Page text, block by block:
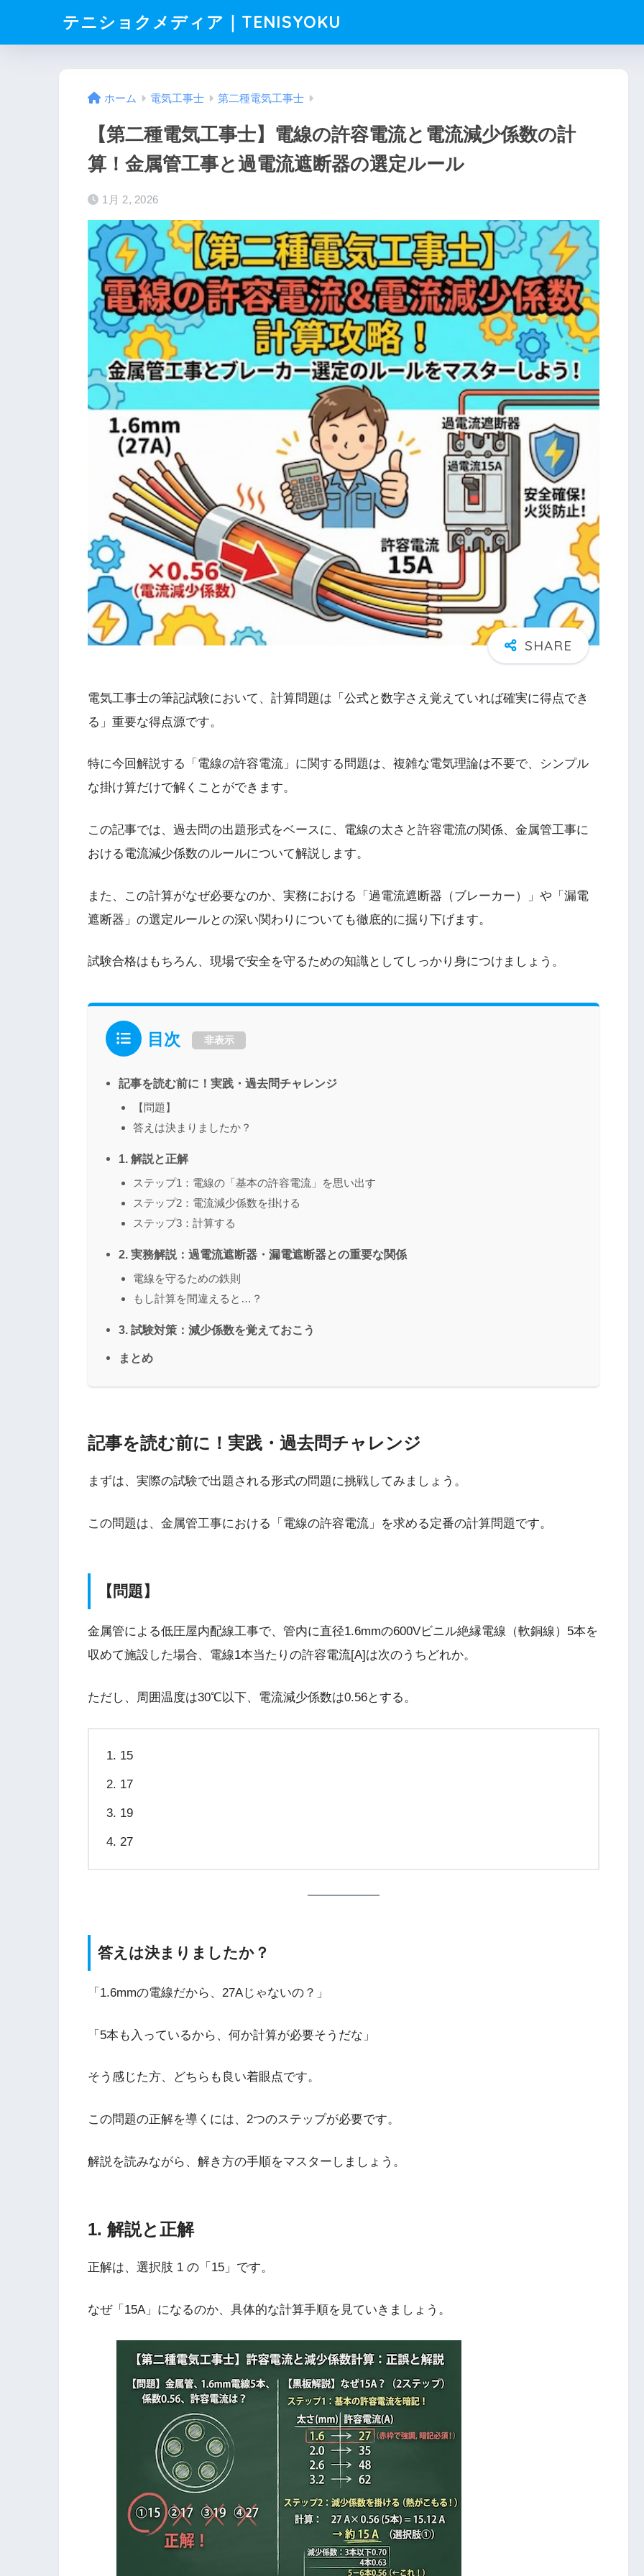
テニショクメディア｜TENISYOKU
ホーム 電気工事士 第二種電気工事士
【第二種電気工事士】電線の許容電流と電流減少係数の計
算！金属管工事と過電流遮断器の選定ルール
1月 2, 2026
電気工事士の筆記試験において、計算問題は「公式と数字さえ覚えていれば確実に得点でき
る」重要な得点源です。
特に今回解説する「電線の許容電流」に関する問題は、複雑な電気理論は不要で、シンプル
な掛け算だけで解くことができます。
この記事では、過去問の出題形式をベースに、電線の太さと許容電流の関係、金属管工事に
おける電流減少係数のルールについて解説します。
また、この計算がなぜ必要なのか、実務における「過電流遮断器（ブレーカー）」や「漏電
遮断器」の選定ルールとの深い関わりについても徹底的に掘り下げます。
試験合格はもちろん、現場で安全を守るための知識としてしっかり身につけましょう。
目次 非表示
記事を読む前に！実践・過去問チャレンジ
【問題】
答えは決まりましたか？
1. 解説と正解
ステップ1：電線の「基本の許容電流」を思い出す
ステップ2：電流減少係数を掛ける
ステップ3：計算する
2. 実務解説：過電流遮断器・漏電遮断器との重要な関係
電線を守るための鉄則
もし計算を間違えると…？
3. 試験対策：減少係数を覚えておこう
まとめ
記事を読む前に！実践・過去問チャレンジ
まずは、実際の試験で出題される形式の問題に挑戦してみましょう。
この問題は、金属管工事における「電線の許容電流」を求める定番の計算問題です。
【問題】
金属管による低圧屋内配線工事で、管内に直径1.6mmの600Vビニル絶縁電線（軟銅線）5本を
収めて施設した場合、電線1本当たりの許容電流[A]は次のうちどれか。
ただし、周囲温度は30℃以下、電流減少係数は0.56とする。
15
17
19
27
答えは決まりましたか？
「1.6mmの電線だから、27Aじゃないの？」
「5本も入っているから、何か計算が必要そうだな」
そう感じた方、どちらも良い着眼点です。
この問題の正解を導くには、2つのステップが必要です。
解説を読みながら、解き方の手順をマスターしましょう。
1. 解説と正解
正解は、選択肢 1 の「15」です。
なぜ「15A」になるのか、具体的な計算手順を見ていきましょう。